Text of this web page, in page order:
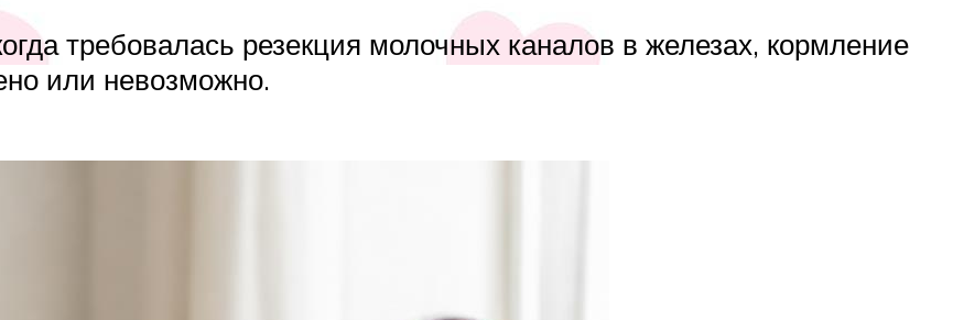
требовалась резекция молочных каналов в железах, кормление
или невозможно.